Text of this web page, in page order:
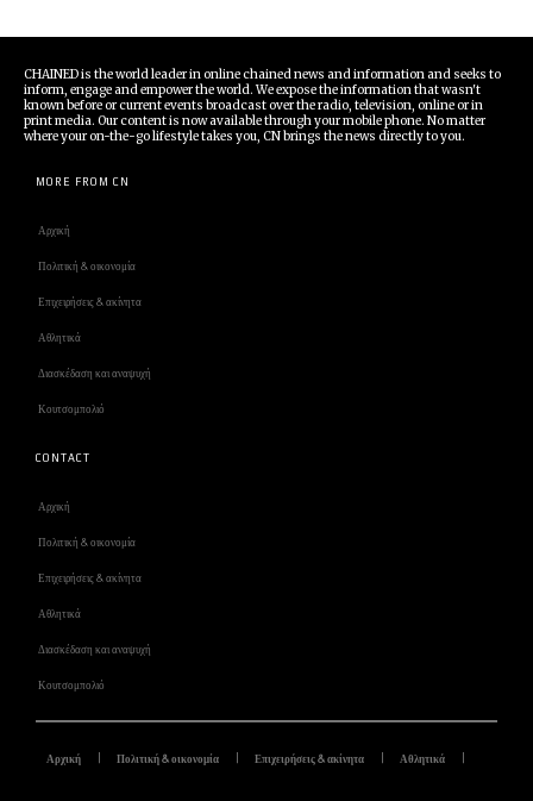
CHAINED is the world leader in online chained news and information and seeks to
inform, engage and empower the world. We expose the information that wasn't
known before or current events broadcast over the radio, television, online or in
print media. Our content is now available through your mobile phone. No matter
where your on-the-go lifestyle takes you, CN brings the news directly to you.
MORE FROM CN
Αρχική
Πολιτική & οικονομία
Επιχειρήσεις & ακίνητα
Αθλητικά
Διασκέδαση και αναψυχή
Κουτσομπολιό
CONTACT
Αρχική
Πολιτική & οικονομία
Επιχειρήσεις & ακίνητα
Αθλητικά
Διασκέδαση και αναψυχή
Κουτσομπολιό
Αρχική Πολιτική & οικονομία Επιχειρήσεις & ακίνητα Αθλητικά